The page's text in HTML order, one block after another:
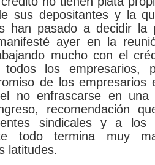
sus depositantes y la
han pasado a decidir la
ayer en la
mucho con el
los empresarios,
de los empresarios
no enfrascarse en
recomendación
sindicales y a los
todo termina muy
latitudes.